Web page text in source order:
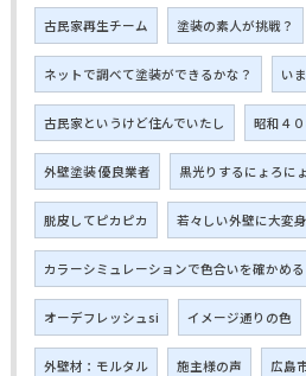
古民家再生チーム 塗装の素人が挑戦？
ネットで調べて塗装ができるかな？ い
古民家というけど住んでいたし 昭和４
外壁塗装 優良業者 黒光りするにょろに
脱皮してピカピカ 若々しい外壁に大変
カラーシミュレーションで色合いを確かめる
オーデフレッシュsi イメージ通りの色
外壁材：モルタル 施主様の声 広島